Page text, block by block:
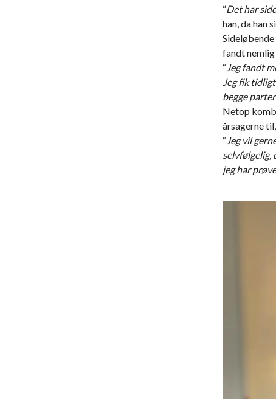
“Det har
han, da han
fandt
“Jeg fandt
Jeg fik
begge
Netop
årsagerne
“Jeg vil
selvfølgelig,
jeg har